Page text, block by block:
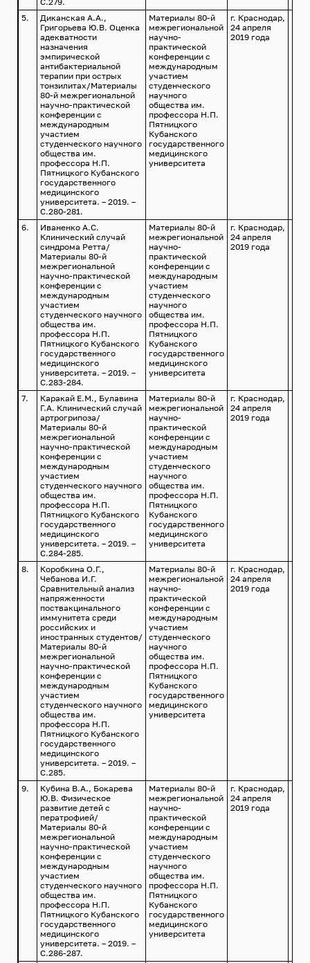
5.
Диканская А.А.,
Григорьева Ю.В. Оценка
адекватности
назначения
эмпирической
антибактериальной
терапии при острых
тонзилитах/Материалы
80-й межрегиональной
научно-практической
конференции с
международным
участием
студенческого научного
общества им.
профессора Н.П.
Пятницкого Кубанского
государственного
медицинского
университета. – 2019. –
С.280-281.
Материалы 80-й
межрегиональной
научно-
практической
конференции с
международным
участием
студенческого
научного
общества им.
профессора Н.П.
Пятницкого
Кубанского
государственного
медицинского
университета
г. Краснодар,
24 апреля
2019 года
6.
Иваненко А.С.
Клинический случай
синдрома Ретта/
Материалы 80-й
межрегиональной
научно-практической
конференции с
международным
участием
студенческого научного
общества им.
профессора Н.П.
Пятницкого Кубанского
государственного
медицинского
университета. – 2019. –
С.283-284.
Материалы 80-й
межрегиональной
научно-
практической
конференции с
международным
участием
студенческого
научного
общества им.
профессора Н.П.
Пятницкого
Кубанского
государственного
медицинского
университета
г. Краснодар,
24 апреля
2019 года
7.
Каракай Е.М., Булавина
Г.А. Клинический случай
артрогрипоза/
Материалы 80-й
межрегиональной
научно-практической
конференции с
международным
участием
студенческого научного
общества им.
профессора Н.П.
Пятницкого Кубанского
государственного
медицинского
университета. – 2019. –
С.284-285.
Материалы 80-й
межрегиональной
научно-
практической
конференции с
международным
участием
студенческого
научного
общества им.
профессора Н.П.
Пятницкого
Кубанского
государственного
медицинского
университета
г. Краснодар,
24 апреля
2019 года
8.
Коробкина О.Г.,
Чебанова И.Г.
Сравнительный анализ
напряженности
поствакцинального
иммунитета среди
российских и
иностранных студентов/
Материалы 80-й
межрегиональной
научно-практической
конференции с
международным
участием
студенческого научного
общества им.
профессора Н.П.
Пятницкого Кубанского
государственного
медицинского
университета. – 2019. –
С.285.
Материалы 80-й
межрегиональной
научно-
практической
конференции с
международным
участием
студенческого
научного
общества им.
профессора Н.П.
Пятницкого
Кубанского
государственного
медицинского
университета
г. Краснодар,
24 апреля
2019 года
9.
Кубина В.А., Бокарева
Ю.В. Физическое
развитие детей с
ператрофией/
Материалы 80-й
межрегиональной
научно-практической
конференции с
международным
участием
студенческого научного
общества им.
профессора Н.П.
Пятницкого Кубанского
государственного
медицинского
университета. – 2019. –
С.286-287.
Материалы 80-й
межрегиональной
научно-
практической
конференции с
международным
участием
студенческого
научного
общества им.
профессора Н.П.
Пятницкого
Кубанского
государственного
медицинского
университета
г. Краснодар,
24 апреля
2019 года